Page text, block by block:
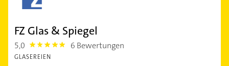
FZ Glas & Spiegel
5,0 5.0 6 Bewertungen
GLASEREIEN